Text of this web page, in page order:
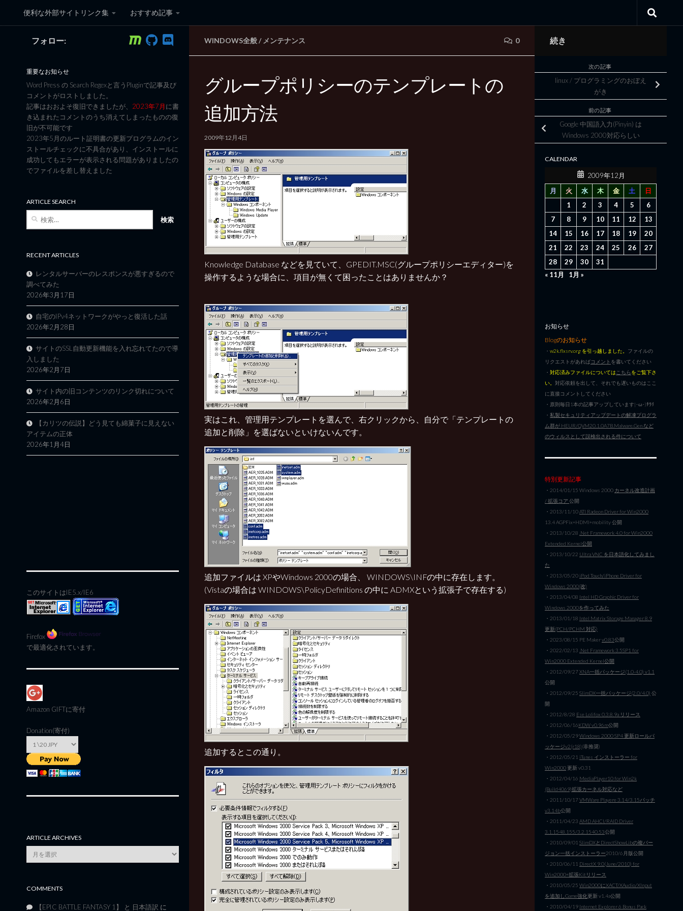
コンテンツへスキップ
便利な外部サイトリンク集 おすすめ記事
黒翼猫のコンピュータ日記 3rd Edition
WINDOWS全般/ メンテナンス 0
グループポリシーのテンプレートの
追加方法
2009年12月4日
Knowledge Database などを見ていて、GPEDIT.MSC(グループポリシーエディター)を
操作するような場合に、項目が無くて困ったことはありませんか？
実はこれ、管理用テンプレートを選んで、右クリックから、自分で「テンプレートの
追加と削除」を選ばないといけないんです。
追加ファイルは XPやWindows 2000の場合、 WINDOWS\INFの中に存在します。
(Vistaの場合は WINDOWS\PolicyDefinitions の中に ADMXという拡張子で存在する)
追加するとこの通り。
フォロー:
重要なお知らせ
Word Press の Search Regexと言うPluginで記事及び
コメントがロストしました。
記事はおおよそ復旧できましたが、 2023年7月に書
き込まれたコメントのうち消えてしまったものの復
旧が不可能です
2023年5月のルート証明書の更新プログラムのイン
ストールチェックに不具合があり、インストールに
成功してもエラーが表示される問題がありましたの
でファイルを差し替えました
ARTICLE SEARCH
RECENT ARTICLES
レンタルサーバーのレスポンスが悪すぎるので
調べてみた
2026年3月17日
自宅のIPv4ネットワークがやっと復活した話
2026年2月28日
サイトのSSL自動更新機能を入れ忘れてたので導
入しました
2026年2月7日
サイト内の旧コンテンツのリンク切れについて
2026年2月6日
【カリツの伝説】どう見ても綿菓子に見えない
アイテムの正体
2026年1月4日
このサイトはIE5.x/IE6
Firefox
で最適化されています。
Amazon GIFTに寄付
Donation(寄付)
ARTICLE ARCHIVES
Article
Archives
COMMENTS
【EPIC BATTLE FANTASY 1】 と 日本語訳 に
続き
次の記事
linux / プログラミングのおぼえ
がき
前の記事
Google 中国語入力(Pinyin) は
Windows 2000対応らしい
CALENDAR
2009年12月
月
火 水 木 金 土
日
1
2 3 4 5
6
7
8 9 10 11 12
13
14
15 16 17 18 19
20
21
22 23 24 25 26
27
28
29 30
31
« 11月
1月 »
お知らせ
Blogのお知らせ
・ w2k.flxsrv.org を引っ越しました。 ファイルの
リクエストがあればコメント を書いてください
・ 対応済みファイルについては こちらをご覧下さ
い。 対応依頼を出して、それでも遅いものはここ
に直接コメントしてください
・原則毎日1本の記事アップしています|･ω･)ﾁﾗﾘ
・ 私製セキュリティアップデートの解凍プログラ
ム群が HEUR/QVM20.1.0A7B.Malware.Gen など
のウィルスとして誤検出される件について
特別更新記事
・2014/01/15 Windows 2000 カーネル改造計画
/ 拡張コア 公開
・2013/11/10ATI Radeon Driver for Win2000
13.4 AGPFix+HDMI+mobility 公開
・2013/10/28 .Net Framework 4.0 for Win2000
Extended Kernel公開
・2013/10/22 Ultra VNC を日本語化してみまし
た
・2013/05/20 iPod Touch/iPhone Driver for
Windows 2000(改)
・2013/04/08 Intel HD Graphic Driver for
Windows 2000を作ってみた
・2013/01/18 Intel Matrix Storage Manager 8.9
更新(PCH/PCHM 対応)
・2023/08/15 PE Makerv0.83公開
・2022/02/13 .Net Framework 3.5SP1 for
Win2000 Extended Kernel公開
・2012/09/27XNA一括パッケージ(1.0-4.0) v1.1
公開
・2012/09/25 SlimDX一括パッケージ(2.0/4.0) 公
開
・2012/8/28 Ese Lolifox 0.3.8.9a リリース
・2012/06/16KDW v0.96m公開
・2012/05/29Windows 2000 SP4 更新ロールパ
ッケージv2(r18)(非推奨)
・2012/05/21 iTunes インストーラー for
Win2000更新 v0.31
・2012/04/16 MediaPlayer10 for Win2k
(Build4069)拡張カーネル対応など
・2011/10/17VMWare Playere 3.14/3.15パッチ
v3.14b公開
・2011/04/23 AMD AHCI/RAID Driver
3.1.1548.155/3.2.1540.53公開
・2010/09/01 SlimDXとDirectShowLibの複バー
ジョン一括インストーラー2010/6月版公開
・2010/06/11 DirectX 9.0(June/2010) for
Win2000+拡張Kitリリース
・2010/05/25 Win2000にXACT/XAudio/XInput
を追加しGame強化更新 v1.4a公開
・2010/04/19 Internet Explorer 6 Bonus Pack